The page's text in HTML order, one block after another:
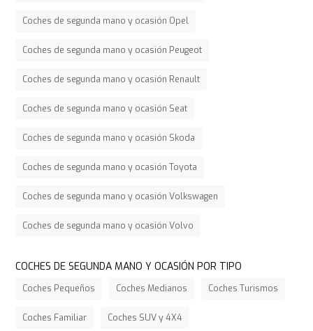
Coches de segunda mano y ocasión Opel
Coches de segunda mano y ocasión Peugeot
Coches de segunda mano y ocasión Renault
Coches de segunda mano y ocasión Seat
Coches de segunda mano y ocasión Skoda
Coches de segunda mano y ocasión Toyota
Coches de segunda mano y ocasión Volkswagen
Coches de segunda mano y ocasión Volvo
COCHES DE SEGUNDA MANO Y OCASIÓN POR TIPO
Coches Pequeños Coches Medianos Coches Turismos
Coches Familiar Coches SUV y 4X4